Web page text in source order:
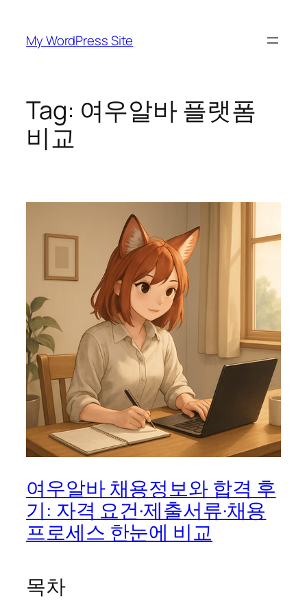
content
My WordPress Site
Tag: 여우알바 플랫폼
비교
여우알바 채용정보와 합격 후
기: 자격 요건·제출서류·채용
프로세스 한눈에 비교
목차